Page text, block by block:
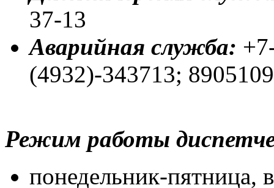
37-13
Аварийная служба:
(4932)-343713;
Режим работы
понедельник-пятница,